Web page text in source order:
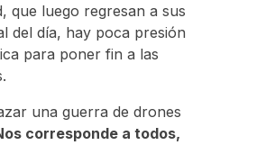
que luego regresan a sus
del día, hay poca presión
para poner fin a las
una guerra de drones
corresponde a todos,